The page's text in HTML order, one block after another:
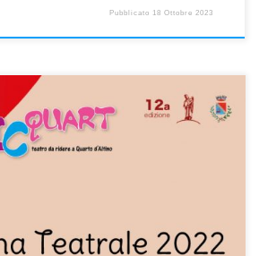
Pubblicato 18 Ottobre 2023
inimitabile rassegna teatrale ComicQuart!!!
trascorrere tutti i sabato sera di
e in allegria con tante storie sul palco e
a prendere i biglietti, vi aspettiamo a